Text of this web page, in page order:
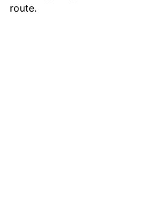
route.